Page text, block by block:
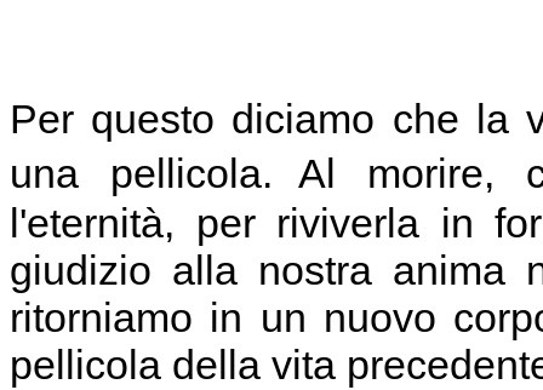
Per questo diciamo che la
una pellicola. Al morire,
l'eternità, per riviverla in
giudizio alla nostra anima
ritorniamo in un nuovo
pellicola della vita